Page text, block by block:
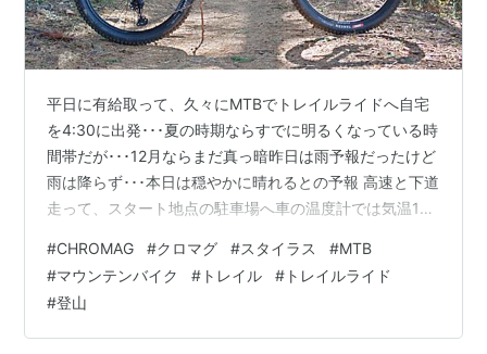
平日に有給取って、久々にMTBでトレイルライドへ自宅
を4:30に出発･･･夏の時期ならすでに明るくなっている時
間帯だが･･･12月ならまだ真っ暗昨日は雨予報だったけど
雨は降らず･･･本日は穏やかに晴れるとの予報 高速と下道
走って、スタート地点の駐車場へ車の温度計では気温1
トを越えて砂利道の林道･･･所々崖崩れで自転車や徒歩じ
ゃなきゃ通れない 駐車場から50分走って登山道入り口楽
しいトレイルを走るためには登らなきゃならぬバックカ
ントリースキーと同じ「ドMスタイル」先ほど通ってき
#CHROMAG #クロマグ #スタイラス #MTB
#マウンテンバイク # トレイル # トレイルライド
#登山